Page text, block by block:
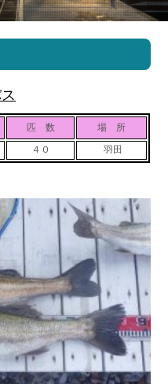
ボート販売
公式ブログ
Company
リンク集
匹 数
場 所
４０ 羽田